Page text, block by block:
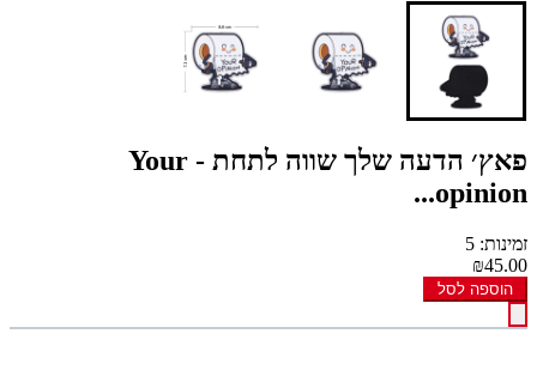
פאץ׳ הדעה שלך שווה לתחת - Your
opinion...
זמינות: 5
₪45.00
הוספה לסל